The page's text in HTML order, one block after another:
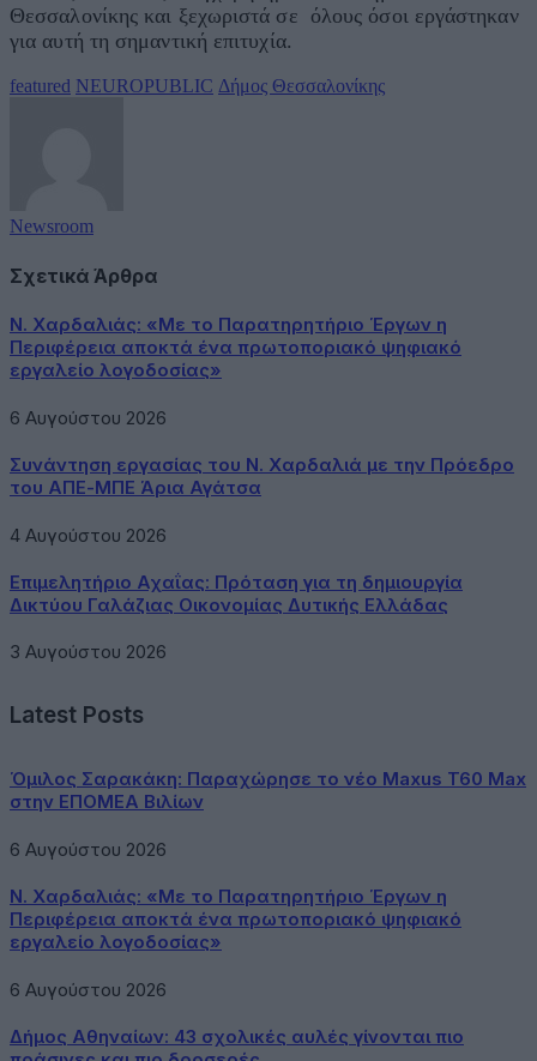
Θεσσαλονίκης και ξεχωριστά σε όλους όσοι εργάστηκαν
για αυτή τη σημαντική επιτυχία.
featured NEUROPUBLIC Δήμος Θεσσαλονίκης
Newsroom
Σχετικά Άρθρα
Ν. Χαρδαλιάς: «Με το Παρατηρητήριο Έργων η
Περιφέρεια αποκτά ένα πρωτοποριακό ψηφιακό
εργαλείο λογοδοσίας»
6 Αυγούστου 2026
Συνάντηση εργασίας του Ν. Χαρδαλιά με την Πρόεδρο
του ΑΠΕ-ΜΠΕ Άρια Αγάτσα
4 Αυγούστου 2026
Επιμελητήριο Αχαΐας: Πρόταση για τη δημιουργία
Δικτύου Γαλάζιας Οικονομίας Δυτικής Ελλάδας
3 Αυγούστου 2026
Latest Posts
Όμιλος Σαρακάκη: Παραχώρησε το νέο Maxus T60 Max
στην ΕΠΟΜΕΑ Βιλίων
6 Αυγούστου 2026
Ν. Χαρδαλιάς: «Με το Παρατηρητήριο Έργων η
Περιφέρεια αποκτά ένα πρωτοποριακό ψηφιακό
εργαλείο λογοδοσίας»
6 Αυγούστου 2026
Δήμος Αθηναίων: 43 σχολικές αυλές γίνονται πιο